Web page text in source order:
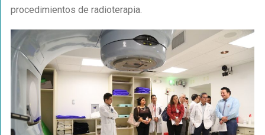
procedimientos de radioterapia.